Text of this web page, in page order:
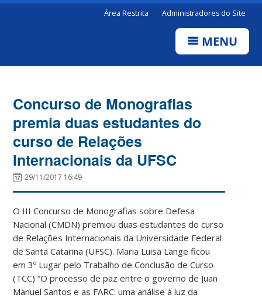
Área Restrita Administradores do Site
MENU
Concurso de Monografias
premia duas estudantes do
curso de Relações
Internacionais da UFSC
29/11/2017 16:49
O III Concurso de Monografias sobre Defesa
Nacional (CMDN) premiou duas estudantes do curso
de Relações Internacionais da Universidade Federal
de Santa Catarina (UFSC). Maria Luisa Lange ficou
em 3º Lugar pelo Trabalho de Conclusão de Curso
(TCC) “O processo de paz entre o governo de Juan
Manuel Santos e as FARC: uma análise à luz da